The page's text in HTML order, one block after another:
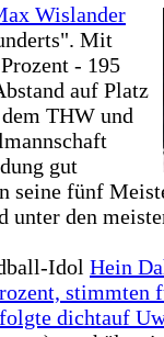
Wislander
Mit
- 195
auf Platz
THW und
gut
seine fünf
unter den
Idol Hein
stimmten
dichtauf